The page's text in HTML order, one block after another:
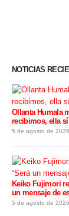
NOTICIAS
Ollanta Humala
recibimos, ella
5 de agosto de 2026
Keiko Fujimori
un mensaje de
5 de agosto de 2026